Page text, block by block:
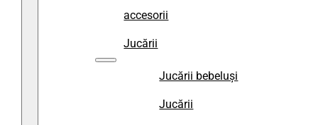
accesorii
Jucării
Jucării bebeluși
Jucării